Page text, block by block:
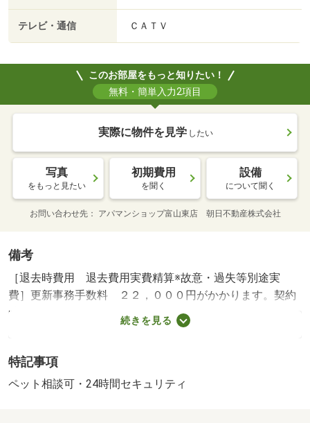
テレビ・通信 ＣＡＴＶ
このお部屋をもっと知りたい！
無料・簡単入力2項目
実際に物件を見学 したい
写真
をもっと見たい
初期費用
を聞く
設備
について聞く
お問い合わせ先 アパマンショップ富山東店 朝日不動産株式会社
備考
［退去時費用 退去費用実費精算※故意・過失等別途実
費］更新事務手数料 ２２，０００円がかかります。契約
時にクリーニング費９０，０００円、鍵セット費３，３０
０円（税込）が必要となります。 保証会社利用必須 ハ
保証委託料：賃料総額の２．２％又は５．５％ ※ペット
可は２．５万／２．５％ 清流・８５６ｍ 東部・４５１
続きを見る
特記事項
ペット相談可・24時間セキュリティ